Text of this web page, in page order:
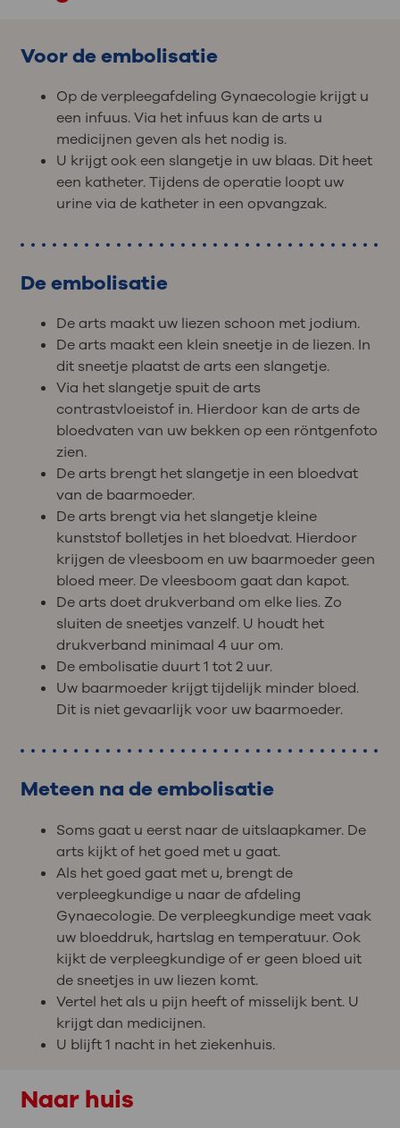
Voor de embolisatie
Op de verpleegafdeling Gynaecologie krijgt u
een infuus. Via het infuus kan de arts u
medicijnen geven als het nodig is.
U krijgt ook een slangetje in uw blaas. Dit heet
een katheter. Tijdens de operatie loopt uw
urine via de katheter in een opvangzak.
De embolisatie
De arts maakt uw liezen schoon met jodium.
De arts maakt een klein sneetje in de liezen. In
dit sneetje plaatst de arts een slangetje.
Via het slangetje spuit de arts
contrastvloeistof in. Hierdoor kan de arts de
bloedvaten van uw bekken op een röntgenfoto
zien.
De arts brengt het slangetje in een bloedvat
van de baarmoeder.
De arts brengt via het slangetje kleine
kunststof bolletjes in het bloedvat. Hierdoor
krijgen de vleesboom en uw baarmoeder geen
bloed meer. De vleesboom gaat dan kapot.
De arts doet drukverband om elke lies. Zo
sluiten de sneetjes vanzelf. U houdt het
drukverband minimaal 4 uur om.
De embolisatie duurt 1 tot 2 uur.
Uw baarmoeder krijgt tijdelijk minder bloed.
Dit is niet gevaarlijk voor uw baarmoeder.
Meteen na de embolisatie
Soms gaat u eerst naar de uitslaapkamer. De
arts kijkt of het goed met u gaat.
Als het goed gaat met u, brengt de
verpleegkundige u naar de afdeling
Gynaecologie. De verpleegkundige meet vaak
uw bloeddruk, hartslag en temperatuur. Ook
kijkt de verpleegkundige of er geen bloed uit
de sneetjes in uw liezen komt.
Vertel het als u pijn heeft of misselijk bent. U
krijgt dan medicijnen.
U blijft 1 nacht in het ziekenhuis.
Naar huis